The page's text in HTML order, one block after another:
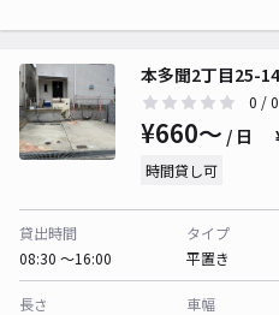
本多聞2丁目25-
0 /
¥660〜 / 日
時間貸し可
貸出時間
08:30 〜16:00
タイプ
平置き
長さ
車幅